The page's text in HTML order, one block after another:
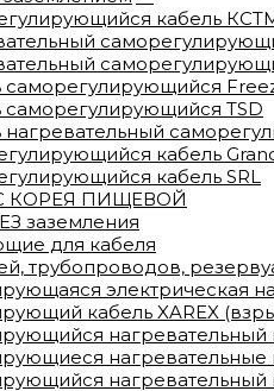
кабель
саморегулирующийся
саморегулирующийся TSD
нагревательный
кабель
кабель SRL
КОРЕЯ ПИЩЕВОЙ
заземления
для кабеля
трубопроводов,
электрическая
кабель XAREX
нагревательный
нагревательный